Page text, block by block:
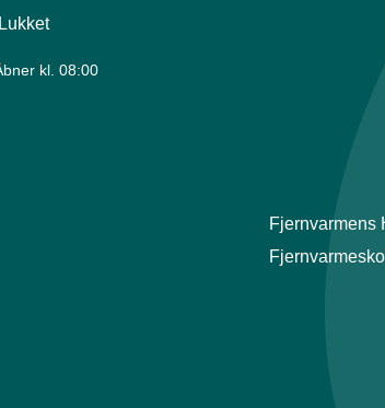
Lukket
kl. 08:00
Fjernvarmens